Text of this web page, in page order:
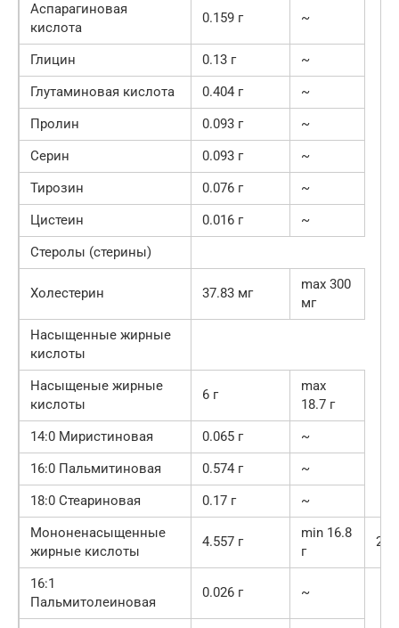
Аспарагиновая
кислота
0.159 г ~
Глицин 0.13 г
~
Глутаминовая кислота
0.404 г
~
Пролин
0.093 г
~
Серин
0.093 г
~
Тирозин
0.076 г
~
Цистеин
0.016 г
~
Стеролы (стерины)
Холестерин 37.83 мг
max 300
мг
Насыщенные жирные
кислоты
Насыщеные жирные
кислоты
6 г
max
18.7 г
14:0 Миристиновая
0.065 г
~
16:0 Пальмитиновая
0.574 г
~
18:0 Стеариновая
0.17 г
~
Мононенасыщенные
жирные кислоты
4.557 г
min 16.8
г
16:1
Пальмитолеиновая
0.026 г ~